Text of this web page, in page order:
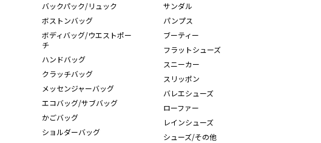
バックパック/リュック
ボストンバッグ
ボディバッグ/ウエストポー
チ
ハンドバッグ
クラッチバッグ
メッセンジャーバッグ
エコバッグ/サブバッグ
かごバッグ
ショルダーバッグ
サンダル
パンプス
ブーティー
フラットシューズ
スニーカー
スリッポン
バレエシューズ
ローファー
レインシューズ
シューズ/その他